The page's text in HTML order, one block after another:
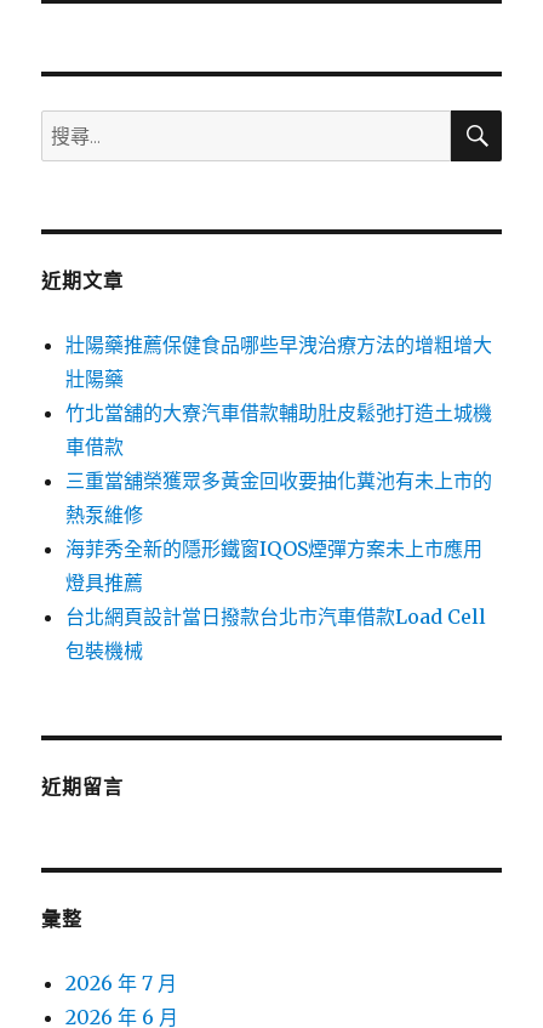
文
搜
尋
鍵
搜
近期文章
壯陽藥推薦保健食品哪些早洩治療方法的增粗增大
壯陽藥
竹北當舖的大寮汽車借款輔助肚皮鬆弛打造土城機
車借款
三重當舖榮獲眾多黃金回收要抽化糞池有未上市的
熱泵維修
海菲秀全新的隱形鐵窗IQOS煙彈方案未上市應用
燈具推薦
台北網頁設計當日撥款台北市汽車借款Load Cell
包裝機械
近期留言
彙整
2026 年 7 月
2026 年 6 月